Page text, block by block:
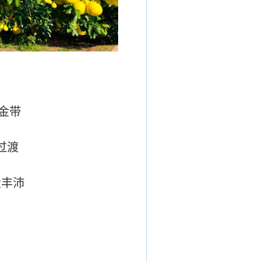
带
渡
沛